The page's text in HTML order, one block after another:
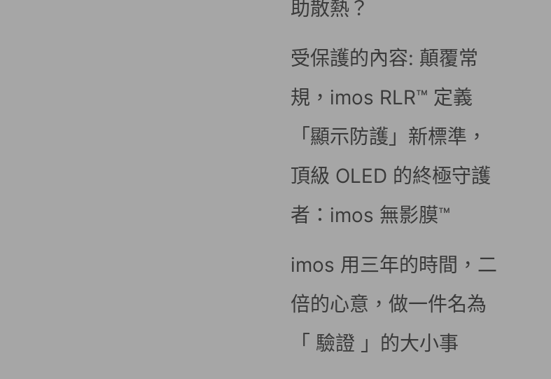
助散熱？
受保護的內容: 顛覆常
規，imos RLR™ 定義
「顯示防護」新標準，
頂級 OLED 的終極守護
者：imos 無影膜™
imos 用三年的時間，二
倍的心意，做一件名為
「 驗證 」的大小事